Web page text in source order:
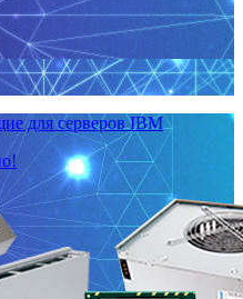
для серверов IBM